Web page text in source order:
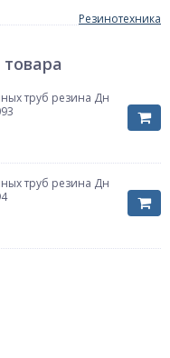
Резинотехника
труб резина Дн
труб резина Дн